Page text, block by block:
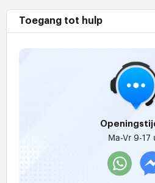
Toegang tot hulp
Ma-Vr 9-17